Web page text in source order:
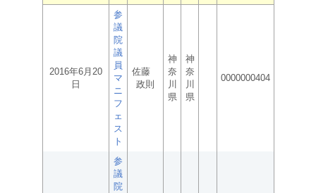
2016年6月20
日
参
議
院
議
員
マ
ニ
フ
ェ
ス
ト
佐藤
政則
神
奈
川
県
神
奈
川
県
0000000404
参
議
院